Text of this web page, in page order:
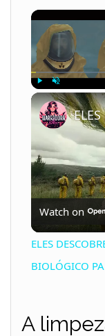
Play Unmute
Watch on
ELES
BIOLÓGICO
A